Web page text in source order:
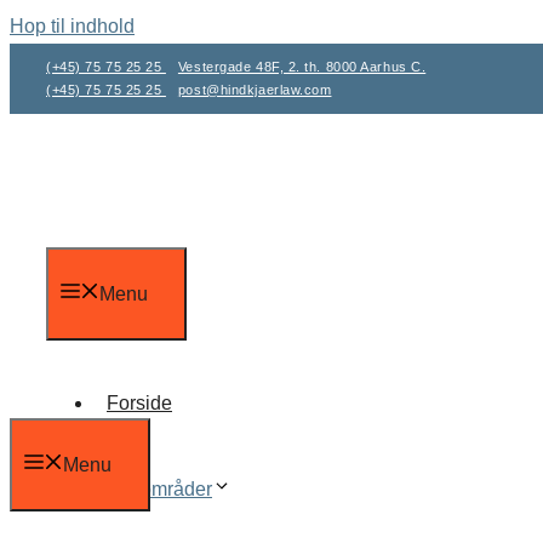
Hop til indhold
(+45) 75 75 25 25
Vestergade 48F, 2. th. 8000 Aarhus C.
(+45) 75 75 25 25
post@hindkjaerlaw.com
Menu
Forside
Fagområder
Menu